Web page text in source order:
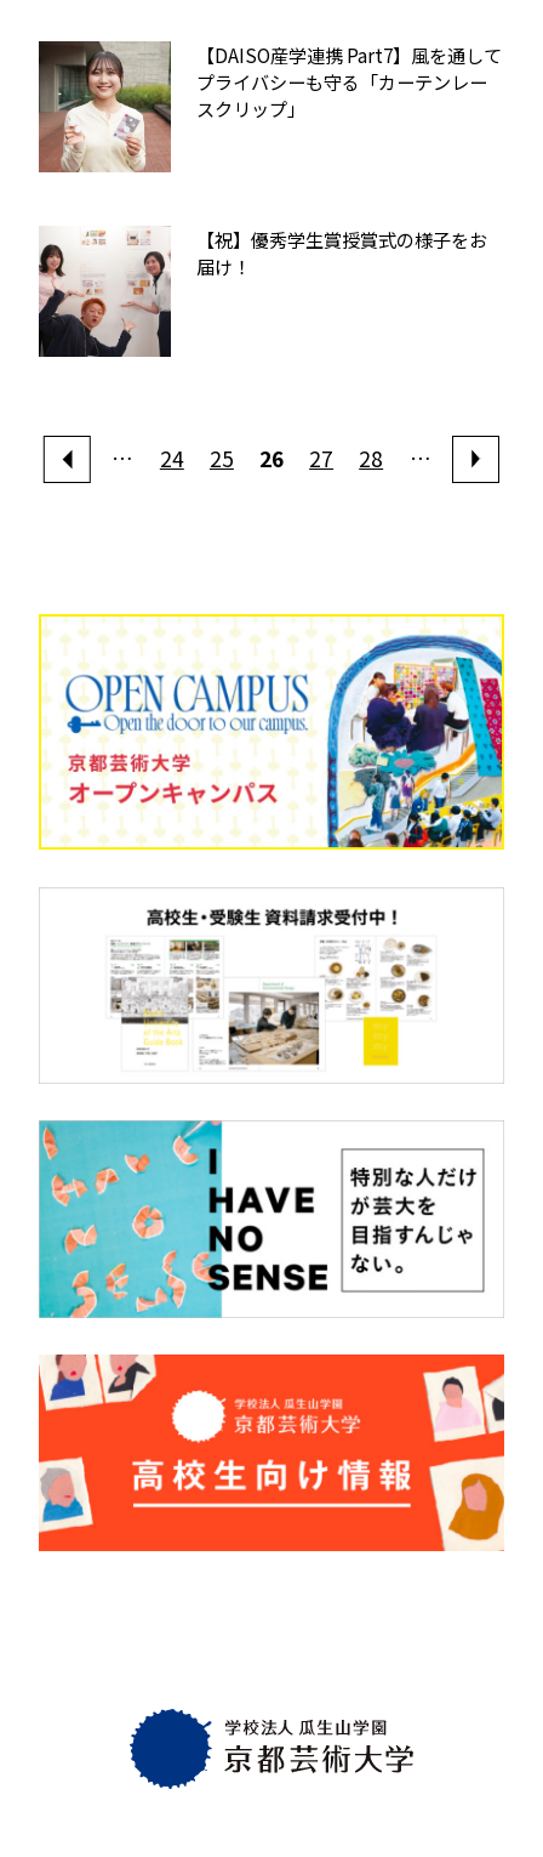
【DAISO産学連携 Part7】風を通して
プライバシーも守る「カーテンレー
スクリップ」
【祝】優秀学生賞授賞式の様子をお
届け！
… 24 25 26 27 28 …